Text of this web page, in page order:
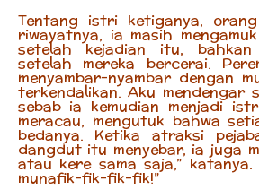
Tentang istri ketiganya,
riwayatnya, ia masih
setelah kejadian itu, bahkan
setelah mereka bercerai.
menyambar-nyambar dengan
terkendalikan. Aku mendengar
sebab ia kemudian menjadi
meracau, mengutuk bahwa
bedanya. Ketika atraksi
dangdut itu menyebar, ia juga
atau kere sama saja,”
munafik-fik-fik-fik!”